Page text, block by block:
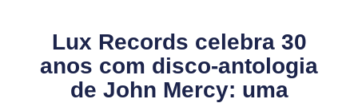
Lux Records celebra 30
anos com disco-antologia
de John Mercy: uma